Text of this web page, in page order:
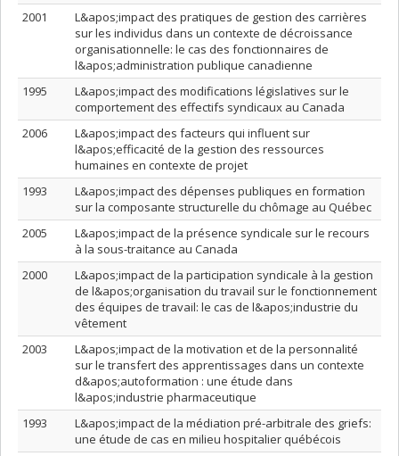
2001
L&apos;impact des pratiques de gestion des carrières
sur les individus dans un contexte de décroissance
organisationnelle: le cas des fonctionnaires de
l&apos;administration publique canadienne
1995
L&apos;impact des modifications législatives sur le
comportement des effectifs syndicaux au Canada
2006
L&apos;impact des facteurs qui influent sur
l&apos;efficacité de la gestion des ressources
humaines en contexte de projet
1993
L&apos;impact des dépenses publiques en formation
sur la composante structurelle du chômage au Québec
2005
L&apos;impact de la présence syndicale sur le recours
à la sous-traitance au Canada
2000
L&apos;impact de la participation syndicale à la gestion
de l&apos;organisation du travail sur le fonctionnement
des équipes de travail: le cas de l&apos;industrie du
vêtement
2003
L&apos;impact de la motivation et de la personnalité
sur le transfert des apprentissages dans un contexte
d&apos;autoformation : une étude dans
l&apos;industrie pharmaceutique
1993
L&apos;impact de la médiation pré-arbitrale des griefs:
une étude de cas en milieu hospitalier québécois